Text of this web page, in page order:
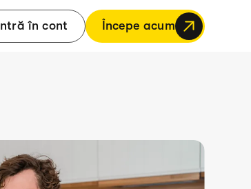
Intră în cont Începe acum